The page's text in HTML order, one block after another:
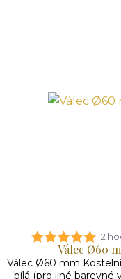
2
Válec Ø60
Válec Ø60 mm
bílá (pro jiné barevné